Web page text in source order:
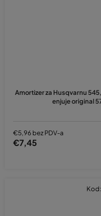
Amortizer za Husqvarnu
enjuje original
€5,96 bez PDV-a
€7,45
Kod: